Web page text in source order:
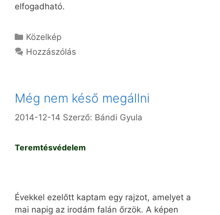
elfogadható.
Kategória
Közelkép
Hozzászólás
Még nem késő megállni
2014-12-14 Szerző: Bándi Gyula
Teremtésvédelem
Évekkel ezelőtt kaptam egy rajzot, amelyet a
mai napig az irodám falán őrzök. A képen